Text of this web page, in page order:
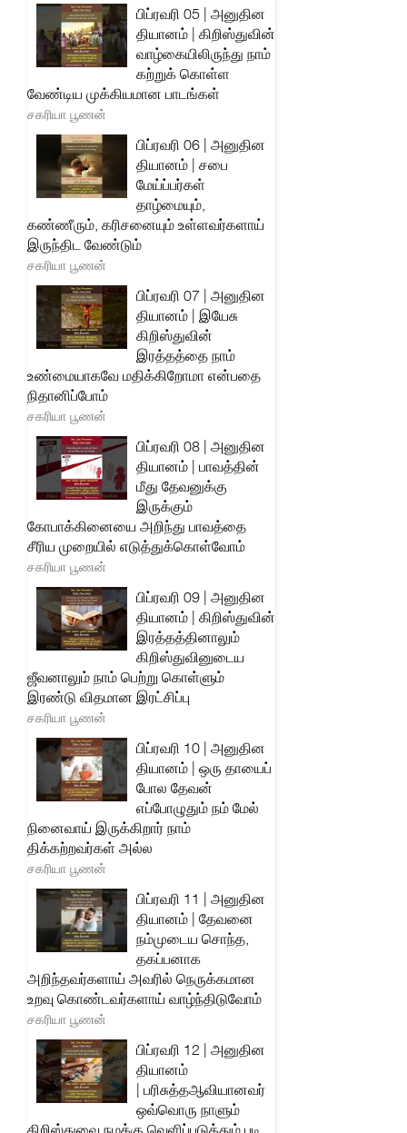
பிப்ரவரி 05 | அனுதின
தியானம் | கிறிஸ்துவின்
வாழ்கையிலிருந்து நாம்
கற்றுக் கொள்ள
வேண்டிய முக்கியமான பாடங்கள்
சகரியா பூணன்
பிப்ரவரி 06 | அனுதின
தியானம் | சபை
மேய்ப்பர்கள்
தாழ்மையும்,
கண்ணீரும், கரிசனையும் உள்ளவர்களாய்
இருந்திட வேண்டும்
சகரியா பூணன்
பிப்ரவரி 07 | அனுதின
தியானம் | இயேசு
கிறிஸ்துவின்
இரத்தத்தை நாம்
உண்மையாகவே மதிக்கிறோமா என்பதை
நிதானிப்போம்
சகரியா பூணன்
பிப்ரவரி 08 | அனுதின
தியானம் | பாவத்தின்
மீது தேவனுக்கு
இருக்கும்
கோபாக்கினையை அறிந்து பாவத்தை
சீரிய முறையில் எடுத்துக்கொள்வோம்
சகரியா பூணன்
பிப்ரவரி 09 | அனுதின
தியானம் | கிறிஸ்துவின்
இரத்தத்தினாலும்
கிறிஸ்துவினுடைய
ஜீவனாலும் நாம் பெற்று கொள்ளும்
இரண்டு விதமான இரட்சிப்பு
சகரியா பூணன்
பிப்ரவரி 10 | அனுதின
தியானம் | ஒரு தாயைப்
போல தேவன்
எப்போழுதும் நம் மேல்
நினைவாய் இருக்கிறார் நாம்
திக்கற்றவர்கள் அல்ல
சகரியா பூணன்
பிப்ரவரி 11 | அனுதின
தியானம் | தேவனை
நம்முடைய சொந்த,
தகப்பனாக
அறிந்தவர்களாய் அவரில் நெருக்கமான
உறவு கொண்டவர்களாய் வாழ்ந்திடுவோம்
சகரியா பூணன்
பிப்ரவரி 12 | அனுதின
தியானம்
| பரிசுத்தஆவியானவர்
ஒவ்வொரு நாளும்
கிறிஸ்துவை நமக்கு வெளிப்படுத்தும் படி